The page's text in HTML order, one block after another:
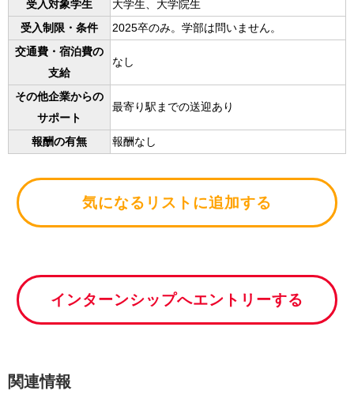
受入対象学生
大学生、大学院生
受入制限・条件
2025卒のみ。学部は問いません。
交通費・宿泊費の
支給
なし
その他企業からの
サポート
最寄り駅までの送迎あり
報酬の有無 報酬なし
気になるリストに追加する
インターンシップへエントリーする
関連情報